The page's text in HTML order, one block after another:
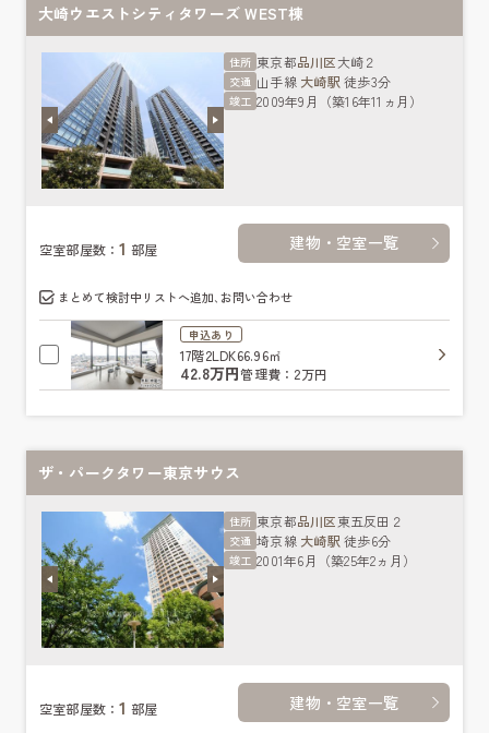
大崎ウエストシティタワーズ WEST棟
住所 東京都品川区大崎２
交通 山手線 大崎駅 徒歩3分
竣工 2009年9月（築16年11ヵ月）
空室部屋数：1 部屋 建物・空室一覧
まとめて検討中リストへ追加､お問い合わせ
申込あり
17階2LDK66.96㎡
42.8万円管理費：2万円
ザ・パークタワー東京サウス
住所 東京都品川区東五反田２
交通 埼京線 大崎駅 徒歩6分
竣工 2001年6月（築25年2ヵ月）
空室部屋数：1 部屋 建物・空室一覧